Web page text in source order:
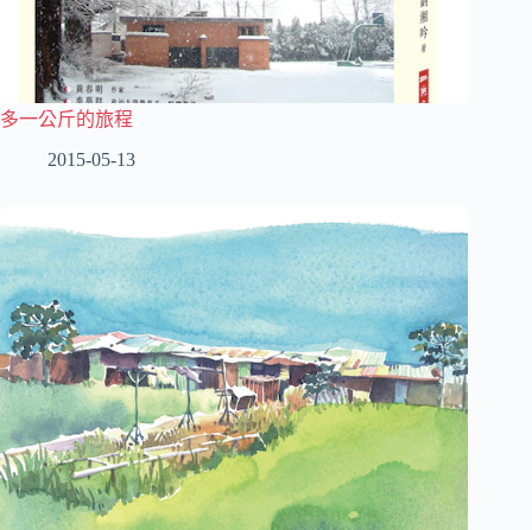
多一公斤的旅程
2015-05-13